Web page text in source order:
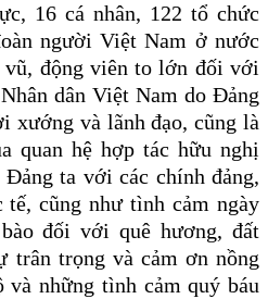
16 cá nhân, 122 tổ chức
người Việt Nam ở nước
động viên to lớn đối với
dân Việt Nam do Đảng
xướng và lãnh đạo, cũng là
quan hệ hợp tác hữu nghị
Đảng ta với các chính đảng,
tế, cũng như tình cảm ngày
đối với quê hương, đất
trân trọng và cảm ơn nồng
những tình cảm quý báu